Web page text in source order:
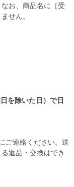
お、商品名に［受
せん。
を除いた日）で日
ご連絡ください。送
返品・交換はでき